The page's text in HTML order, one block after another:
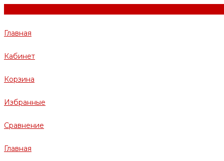
Главная
Кабинет
Корзина
Избранные
Сравнение
Главная